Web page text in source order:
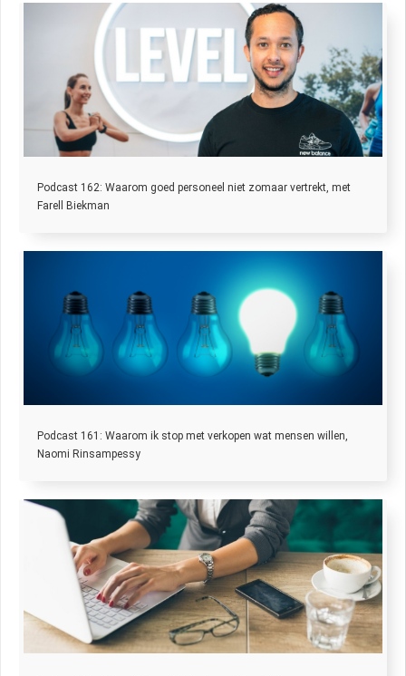
Podcast 162: Waarom goed personeel niet zomaar vertrekt, met
Farell Biekman
Podcast 161: Waarom ik stop met verkopen wat mensen willen,
Naomi Rinsampessy